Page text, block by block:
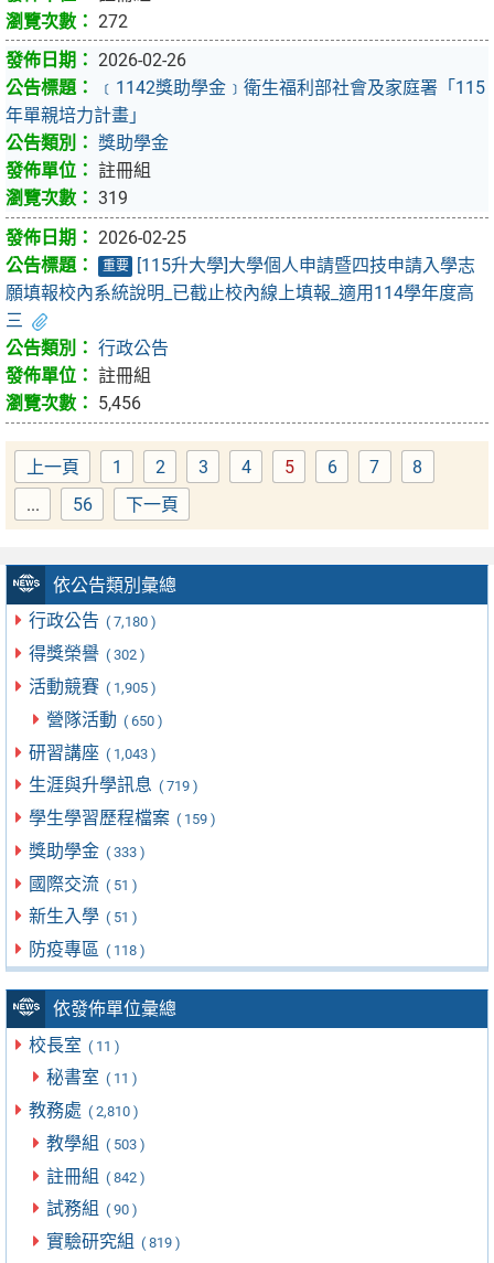
依公告類別彙總
行政公告 ( 7,180 )
得獎榮譽 ( 302 )
活動競賽 ( 1,905 )
營隊活動 ( 650 )
研習講座 ( 1,043 )
生涯與升學訊息 ( 719 )
學生學習歷程檔案 ( 159 )
獎助學金 ( 333 )
國際交流 ( 51 )
新生入學 ( 51 )
防疫專區 ( 118 )
依發佈單位彙總
校長室 ( 11 )
秘書室 ( 11 )
教務處 ( 2,810 )
教學組 ( 503 )
註冊組 ( 842 )
試務組 ( 90 )
實驗研究組 ( 819 )
272
2026-02-26
﹝1142獎助學金﹞衛生福利部社會及家庭署「115
年單親培力計畫」
獎助學金
註冊組
319
2026-02-25
重要
[115升大學]大學個人申請暨四技申請入學志
願填報校內系統說明_已截止校內線上填報_適用114學年度高
三
行政公告
註冊組
5,456
上一頁 Page
1 Page
2 Page
3 Page
4 Page
5 Page
6 Page
7
8
...
Page
56 下一頁